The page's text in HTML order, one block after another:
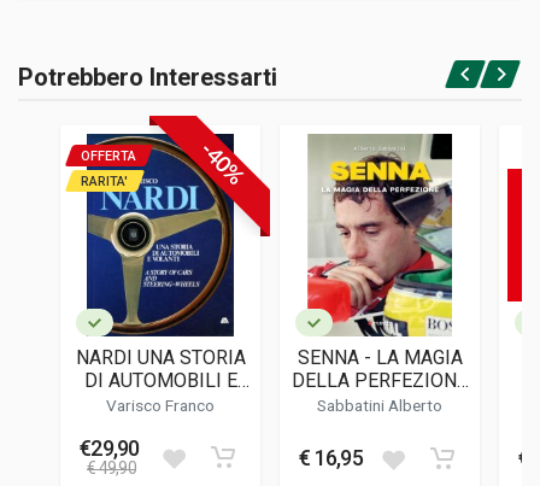
Rilegato
ISBN / EAN
9788898344253
LINGUA DEL TESTO
DATA DI STAMPA
22 x 30 x 4 cm
Accedi o registrati
Potrebbero Interessarti
-40%
OFFERTA
RARITA'
NARDI UNA STORIA
DI AUTOMOBILI E
VOLANTI
Varisco Franco
€29,90
€ 49,90
SENNA - LA MAGIA
DELLA PERFEZIONE
(SECONDA
Sabbatini Alberto
€ 16,95 €